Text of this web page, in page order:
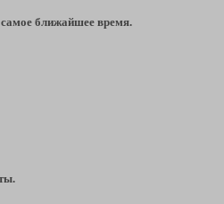
ближайшее время.